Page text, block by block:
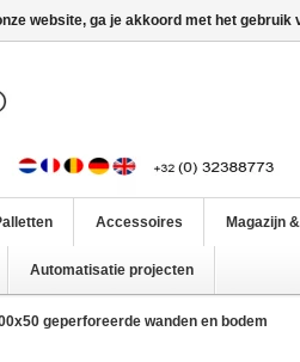
Accessoires Magazijn
Automatisatie projecten
geperforeerde wanden en bodem
website, ga je akkoord met het